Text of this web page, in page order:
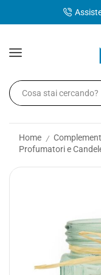
Home /
Profumatori e